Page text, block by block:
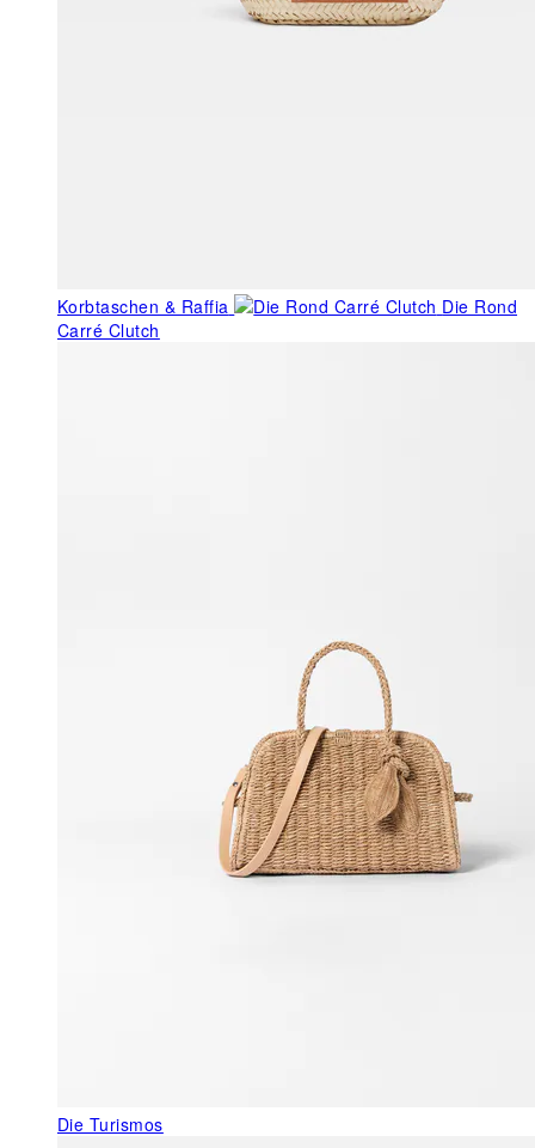
Korbtaschen & Raffia
Die Rond
Carré Clutch
Die Turismos